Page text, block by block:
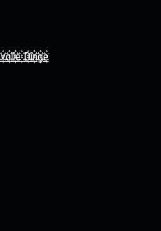
Dinge